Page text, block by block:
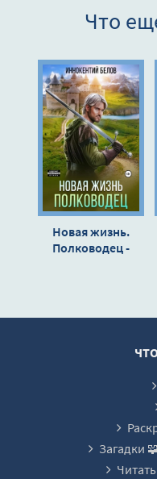
20
Что
Новая жизнь.
Полководец -
Загадки